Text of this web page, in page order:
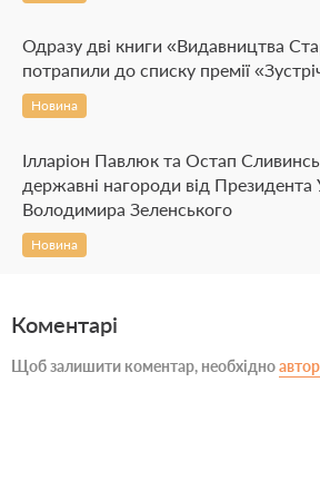
Одразу дві книги «Видавництва
потрапили до списку премії
Новина
Ілларіон Павлюк та Остап
державні нагороди від Президента
Володимира Зеленського
Новина
Коментарі
Щоб залишити коментар, необхідно